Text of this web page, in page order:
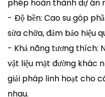
phép hoàn thành dự án
- Độ bền: Cao su góp
sửa chữa, đảm bảo hiệu
- Khả năng tương thích:
vật liệu mặt đường khác
giải pháp linh hoạt cho
nhau.